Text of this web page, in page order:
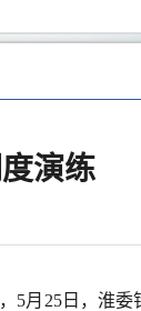
演练
5月25日，淮委